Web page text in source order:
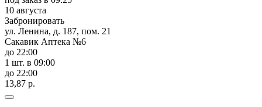
10 августа
Забронировать
ул. Ленина, д. 187, пом. 21
Сакавик Аптека №6
до 22:00
1 шт. в 09:00
до 22:00
13,87 р.